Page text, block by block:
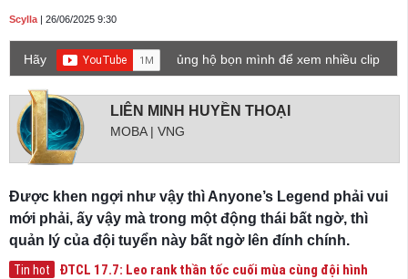
Scylla | 26/06/2025 9:30
Hãy
ủng hộ bọn mình để xem nhiều clip
LIÊN MINH HUYỀN THOẠI
MOBA | VNG
Được khen ngợi như vậy thì Anyone’s Legend phải vui
mới phải, ấy vậy mà trong một động thái bất ngờ, thì
quản lý của đội tuyển này bất ngờ lên đính chính.
Tin hot
ĐTCL 17.7: Leo rank thần tốc cuối mùa cùng đội hình